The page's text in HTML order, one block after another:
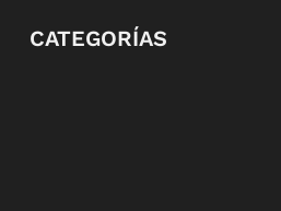
CATEGORÍAS